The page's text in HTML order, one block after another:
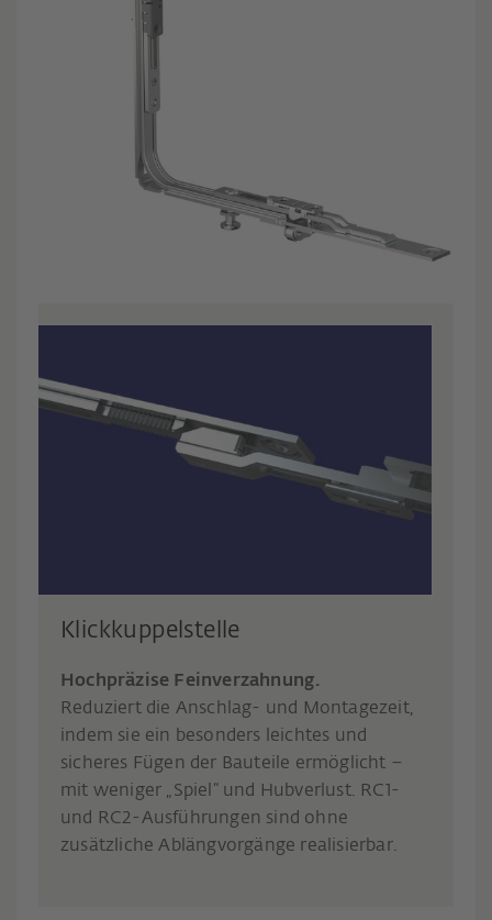
Klickkuppelstelle
Hochpräzise Feinverzahnung.
Reduziert die Anschlag- und Montagezeit,
indem sie ein besonders leichtes und
sicheres Fügen der Bauteile ermöglicht –
mit weniger „Spiel“ und Hubverlust. RC1-
und RC2-Ausführungen sind ohne
zusätzliche Ablängvorgänge realisierbar.